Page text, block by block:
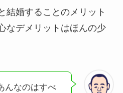
結婚することのメリット
なデメリットはほんの少
んなのはすべ